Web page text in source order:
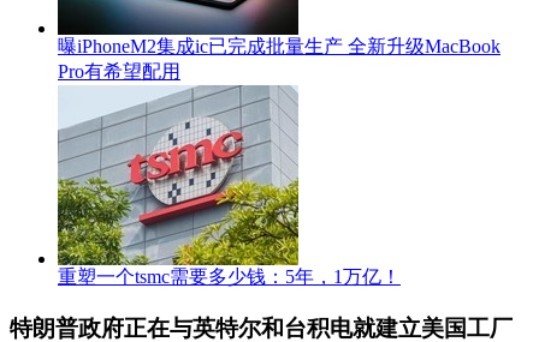
曝iPhoneM2集成ic已完成批量生产 全新升级MacBook
Pro有希望配用
重塑一个tsmc需要多少钱：5年，1万亿！
特朗普政府正在与英特尔和台积电就建立美国工厂